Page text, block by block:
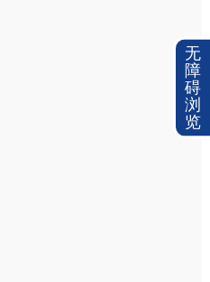
无
障
碍
浏
览